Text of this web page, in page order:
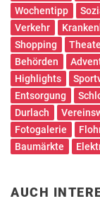
Wochentipp
Verkehr
Shopping
Behörden
Highlights
Entsorgung
Durlach
Fotogalerie
Baumärkte
AUCH